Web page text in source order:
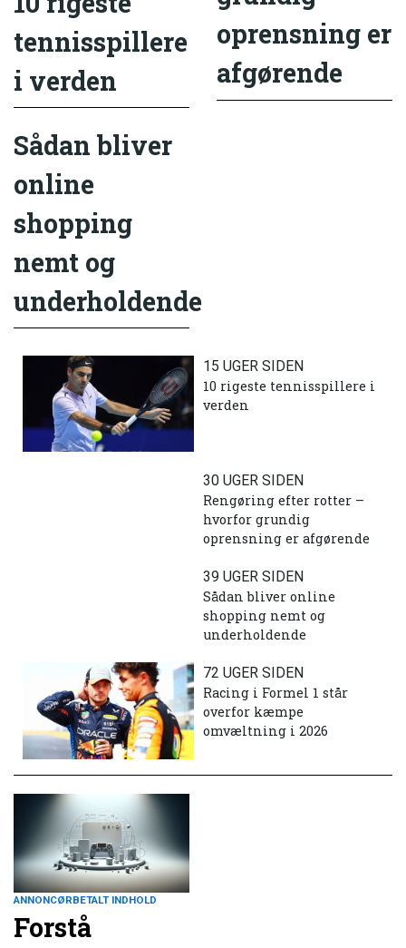
tennisspillere
i verden
oprensning er
afgørende
Sådan bliver
online
shopping
nemt og
underholdende
15 UGER SIDEN
10 rigeste tennisspillere i
verden
30 UGER SIDEN
Rengøring efter rotter –
hvorfor grundig
oprensning er afgørende
39 UGER SIDEN
Sådan bliver online
shopping nemt og
underholdende
72 UGER SIDEN
Racing i Formel 1 står
overfor kæmpe
omvæltning i 2026
ANNONCØRBETALT INDHOLD
Forstå